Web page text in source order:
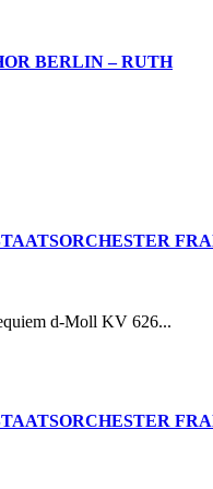
BERLIN – RUTH
d-Moll KV 626...